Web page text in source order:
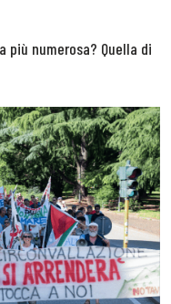
numerosa? Quella di